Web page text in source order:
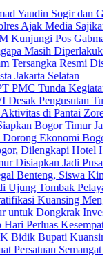
dan Gus Sholeh
Sajikan
Pos Gabma Temajuk
Diperlakukan
Resmi Diseret ke
Kegiatan Demi
Tuntas
Pantai Zore, Bea
Timur Jadi Pusat
Bogor Timur
Hotel Hewan dan
Jadi Pusat
Siswa Kini Belajar
Pelayanan
Menguat
Investasi
Kesempatan Kerja
Kuansing
Semangat